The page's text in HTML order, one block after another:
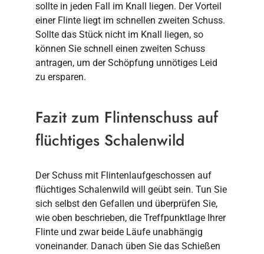
sollte in jeden Fall im Knall liegen. Der Vorteil
einer Flinte liegt im schnellen zweiten Schuss.
Sollte das Stück nicht im Knall liegen, so
können Sie schnell einen zweiten Schuss
antragen, um der Schöpfung unnötiges Leid
zu ersparen.
Fazit zum Flintenschuss auf
flüchtiges Schalenwild
Der Schuss mit Flintenlaufgeschossen auf
flüchtiges Schalenwild will geübt sein. Tun Sie
sich selbst den Gefallen und überprüfen Sie,
wie oben beschrieben, die Treffpunktlage Ihrer
Flinte und zwar beide Läufe unabhängig
voneinander. Danach üben Sie das Schießen